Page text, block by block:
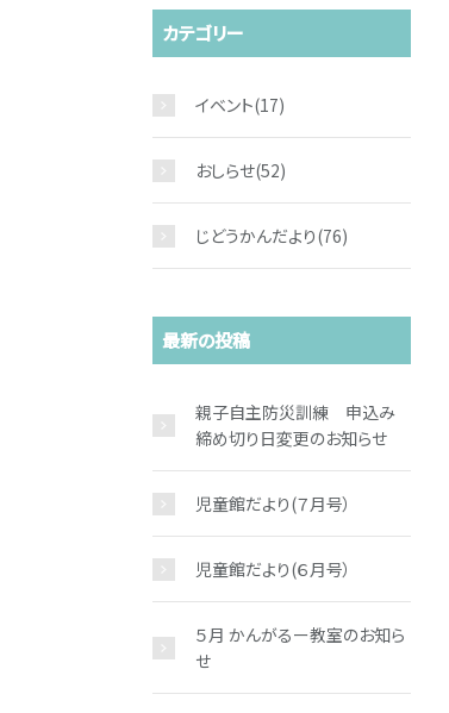
カテゴリー
イベント(17)
おしらせ(52)
じどうかんだより(76)
最新の投稿
親子自主防災訓練 申込み
締め切り日変更のお知らせ
児童館だより(７月号）
児童館だより(６月号）
５月 かんがるー教室のお知ら
せ